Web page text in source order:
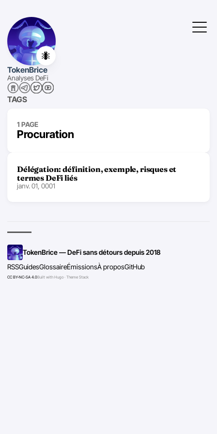
🐜
TokenBrice
Analyses DeFi
TAGS
1 PAGE
Procuration
Délégation: définition, exemple, risques et
termes DeFi liés
janv. 01, 0001
TokenBrice — DeFi sans détours depuis 2018
RSSGuidesGlossaireÉmissionsÀ proposGitHub
CC BY-NC-SA 4.0Built with Hugo · Theme Stack